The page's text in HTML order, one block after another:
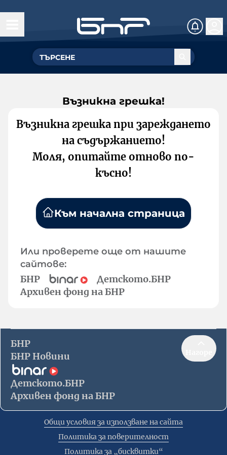
Възникна грешка!
Възникна грешка при зареждането
на съдържанието!
Моля, опитайте отново по-
късно!
Към начална страница
Или проверете още от нашите
сайтове:
БНР
Детското.БНР
Архивен фонд на БНР
БНР
БНР Новини
Детското.БНР
Архивен фонд на БНР
Общи условия за използване на сайта
Политика за поверителност
Политика за „бисквитки“